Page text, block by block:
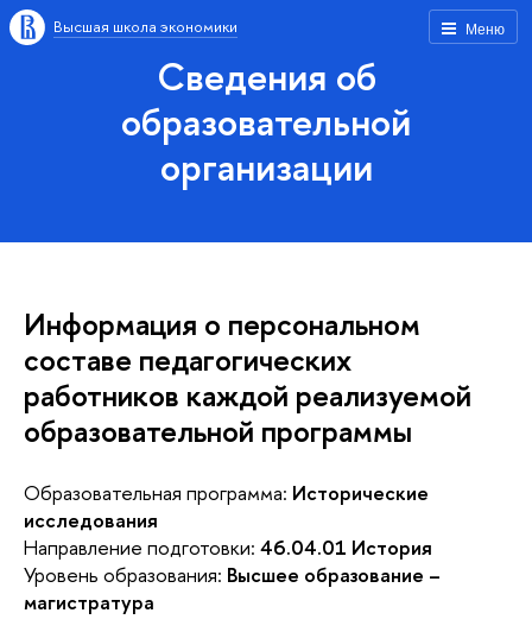
Меню
Высшая школа экономики
Сведения об
образовательной
организации
Информация о персональном
составе педагогических
работников каждой реализуемой
образовательной программы
Образовательная программа: Исторические
исследования
Направление подготовки: 46.04.01 История
Уровень образования: Высшее образование –
магистратура